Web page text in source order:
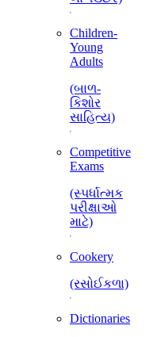
Children-
Young
Adults
(બાળ-
કિશોર
સાહિત્ય)
Competitive
Exams
(સ્પર્ધાત્મક
પરીક્ષાઓ
માટે)
Cookery
(રસોઈકળા)
Dictionaries